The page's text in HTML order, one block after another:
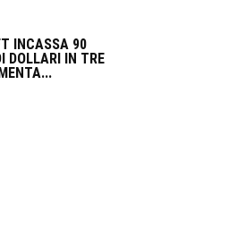
INCASSA 90
DOLLARI IN TRE